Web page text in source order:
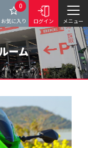
0
お気に入り ログイン メニュー
ーム